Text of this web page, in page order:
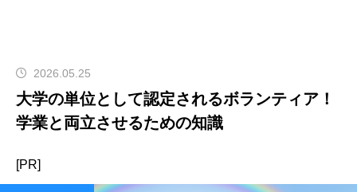
2026.05.25
大学の単位として認定されるボランティア！
学業と両立させるための知識
[PR]